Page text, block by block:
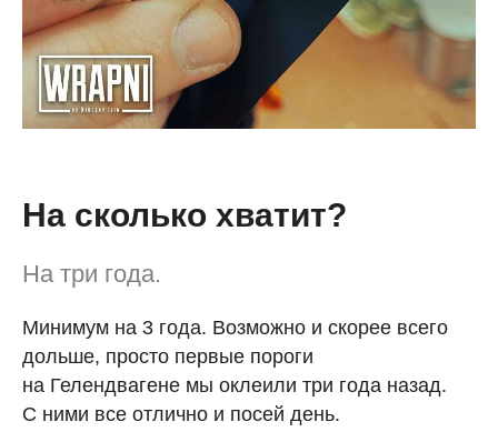
На сколько хватит?
На три года.
Минимум на 3 года. Возможно и скорее всего
дольше, просто первые пороги
на Гелендвагене мы оклеили три года назад.
С ними все отлично и посей день.